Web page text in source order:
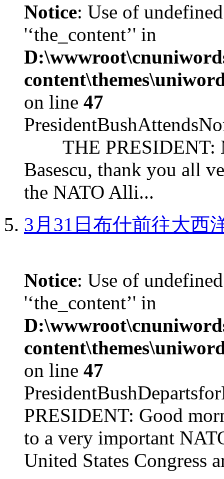
Notice: Use of
'‘the_content’' in
on line 47
THE PRESIDENT:
Basescu, thank you all
the NATO Alli...
3月31日布什前往大西
Notice: Use of
'‘the_content’' in
on line 47
PRESIDENT: Good
to a very important
United States Congress